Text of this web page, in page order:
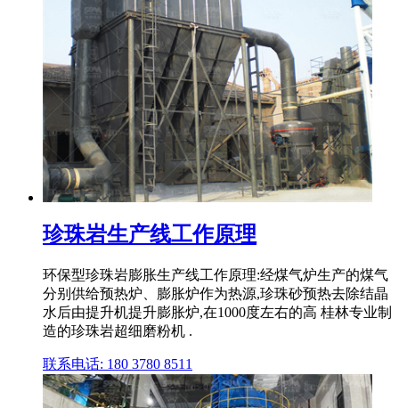
珍珠岩生产线工作原理
环保型珍珠岩膨胀生产线工作原理:经煤气炉生产的煤气
分别供给预热炉、膨胀炉作为热源,珍珠砂预热去除结晶
水后由提升机提升膨胀炉,在1000度左右的高 桂林专业制
造的珍珠岩超细磨粉机 .
联系电话: 180 3780 8511